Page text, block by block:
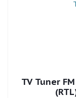
TV Tuner